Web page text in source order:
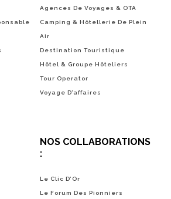
Agences De Voyages & OTA
Camping & Hôtellerie De Plein
Air
Destination Touristique
Hôtel & Groupe Hôteliers
Tour Operator
Voyage D’affaires
NOS COLLABORATIONS
:
Le Clic D’Or
Le Forum Des Pionniers